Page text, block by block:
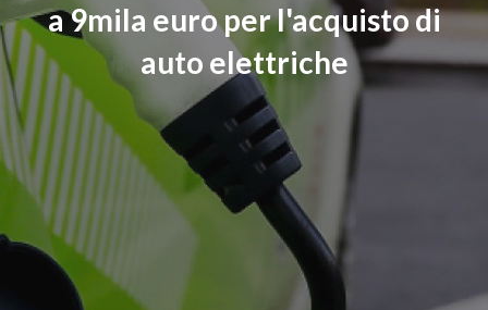
a 9mila euro per l'acquisto di
auto elettriche